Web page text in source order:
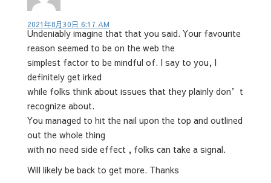
2021年8月30日 6:17 AM
Undeniably imagine that that you said. Your favourite
reason seemed to be on the web the
simplest factor to be mindful of. I say to you, I
definitely get irked
while folks think about issues that they plainly don’t
recognize about.
You managed to hit the nail upon the top and outlined
out the whole thing
with no need side effect , folks can take a signal.
Will likely be back to get more. Thanks